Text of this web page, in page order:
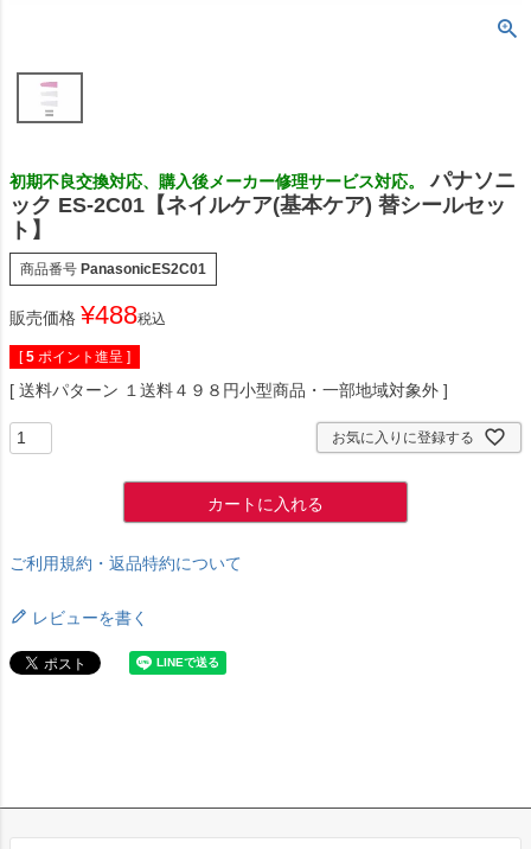
初期不良交換対応、購入後メーカー修理サービス対応。
パナソニ
ック ES-2C01【ネイルケア(基本ケア) 替シールセッ
ト】
商品番号 PanasonicES2C01
販売価格 ¥488税込
[ 5 ポイント進呈 ]
送料パターン １送料４９８円小型商品・一部地域対象外
お気に入りに登録する
カートに入れる
ご利用規約・返品特約について
レビューを書く